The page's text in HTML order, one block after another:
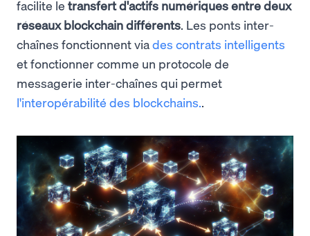
facilite le transfert d'actifs numériques entre deux
réseaux blockchain différents. Les ponts inter-
chaînes fonctionnent viades contrats intelligents
et fonctionner comme un protocole de
messagerie inter-chaînes qui permet
l'interopérabilité des blockchains..